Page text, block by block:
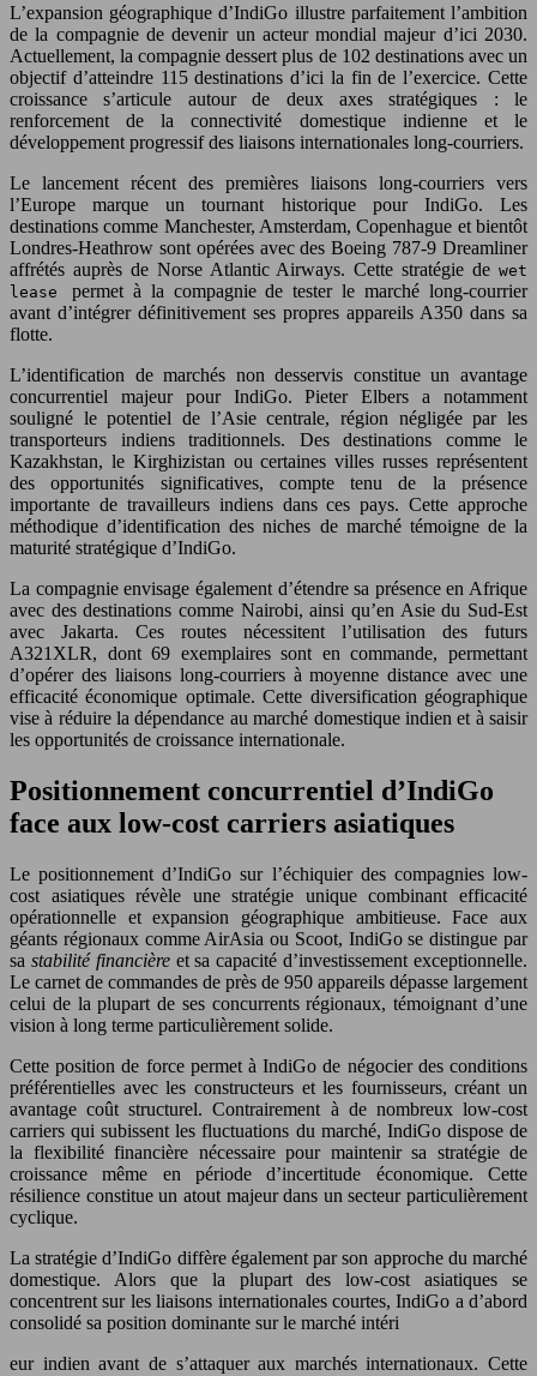
L’expansion géographique d’IndiGo illustre parfaitement l’ambition
de la compagnie de devenir un acteur mondial majeur d’ici 2030.
Actuellement, la compagnie dessert plus de 102 destinations avec un
objectif d’atteindre 115 destinations d’ici la fin de l’exercice. Cette
croissance s’articule autour de deux axes stratégiques : le
renforcement de la connectivité domestique indienne et le
développement progressif des liaisons internationales long-courriers.
Le lancement récent des premières liaisons long-courriers vers
l’Europe marque un tournant historique pour IndiGo. Les
destinations comme Manchester, Amsterdam, Copenhague et bientôt
Londres-Heathrow sont opérées avec des Boeing 787-9 Dreamliner
affrétés auprès de Norse Atlantic Airways. Cette stratégie de wet
lease permet à la compagnie de tester le marché long-courrier
avant d’intégrer définitivement ses propres appareils A350 dans sa
flotte.
L’identification de marchés non desservis constitue un avantage
concurrentiel majeur pour IndiGo. Pieter Elbers a notamment
souligné le potentiel de l’Asie centrale, région négligée par les
transporteurs indiens traditionnels. Des destinations comme le
Kazakhstan, le Kirghizistan ou certaines villes russes représentent
des opportunités significatives, compte tenu de la présence
importante de travailleurs indiens dans ces pays. Cette approche
méthodique d’identification des niches de marché témoigne de la
maturité stratégique d’IndiGo.
La compagnie envisage également d’étendre sa présence en Afrique
avec des destinations comme Nairobi, ainsi qu’en Asie du Sud-Est
avec Jakarta. Ces routes nécessitent l’utilisation des futurs
A321XLR, dont 69 exemplaires sont en commande, permettant
d’opérer des liaisons long-courriers à moyenne distance avec une
efficacité économique optimale. Cette diversification géographique
vise à réduire la dépendance au marché domestique indien et à saisir
les opportunités de croissance internationale.
Positionnement concurrentiel d’IndiGo
face aux low-cost carriers asiatiques
Le positionnement d’IndiGo sur l’échiquier des compagnies low-
cost asiatiques révèle une stratégie unique combinant efficacité
opérationnelle et expansion géographique ambitieuse. Face aux
géants régionaux comme AirAsia ou Scoot, IndiGo se distingue par
sa stabilité financière et sa capacité d’investissement exceptionnelle.
Le carnet de commandes de près de 950 appareils dépasse largement
celui de la plupart de ses concurrents régionaux, témoignant d’une
vision à long terme particulièrement solide.
Cette position de force permet à IndiGo de négocier des conditions
préférentielles avec les constructeurs et les fournisseurs, créant un
avantage coût structurel. Contrairement à de nombreux low-cost
carriers qui subissent les fluctuations du marché, IndiGo dispose de
la flexibilité financière nécessaire pour maintenir sa stratégie de
croissance même en période d’incertitude économique. Cette
résilience constitue un atout majeur dans un secteur particulièrement
cyclique.
La stratégie d’IndiGo diffère également par son approche du marché
domestique. Alors que la plupart des low-cost asiatiques se
concentrent sur les liaisons internationales courtes, IndiGo a d’abord
consolidé sa position dominante sur le marché intéri
eur indien avant de s’attaquer aux marchés internationaux. Cette